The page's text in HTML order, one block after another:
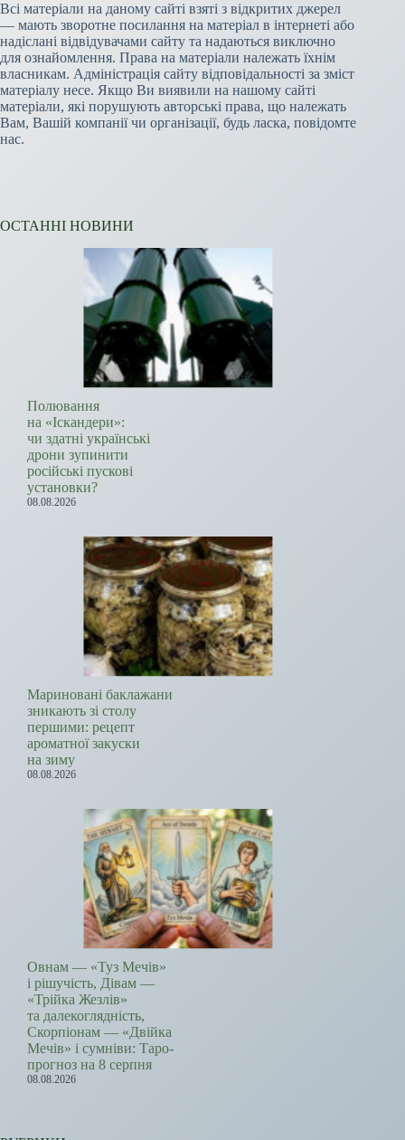
Всі матеріали на даному сайті взяті з відкритих джерел
— мають зворотне посилання на матеріал в інтернеті або
надіслані відвідувачами сайту та надаються виключно
для ознайомлення. Права на матеріали належать їхнім
власникам. Адміністрація сайту відповідальності за зміст
матеріалу несе. Якщо Ви виявили на нашому сайті
матеріали, які порушують авторські права, що належать
Вам, Вашій компанії чи організації, будь ласка, повідомте
нас.
ОСТАННІ НОВИНИ
Полювання
на «Іскандери»:
чи здатні українські
дрони зупинити
російські пускові
установки?
08.08.2026
Мариновані баклажани
зникають зі столу
першими: рецепт
ароматної закуски
на зиму
08.08.2026
Овнам — «Туз Мечів»
і рішучість, Дівам —
«Трійка Жезлів»
та далекоглядність,
Скорпіонам — «Двійка
Мечів» і сумніви: Таро-
прогноз на 8 серпня
08.08.2026